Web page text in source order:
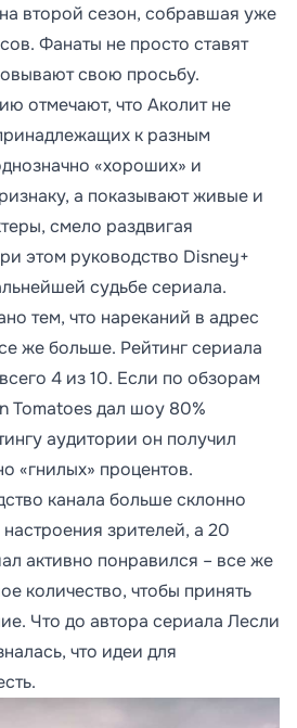
второй сезон, собравшая уже
Фанаты не просто ставят
свою просьбу.
отмечают, что Аколит не
к разным
«хороших» и
а показывают живые и
смело раздвигая
этом руководство Disney+
судьбе сериала.
тем, что нареканий в адрес
же больше. Рейтинг сериала
4 из 10. Если по обзорам
Tomatoes дал шоу 80%
аудитории он получил
«гнилых» процентов.
канала больше склонно
зрителей, а 20
активно понравился – все же
количество, чтобы принять
Что до автора сериала Лесли
что идеи для